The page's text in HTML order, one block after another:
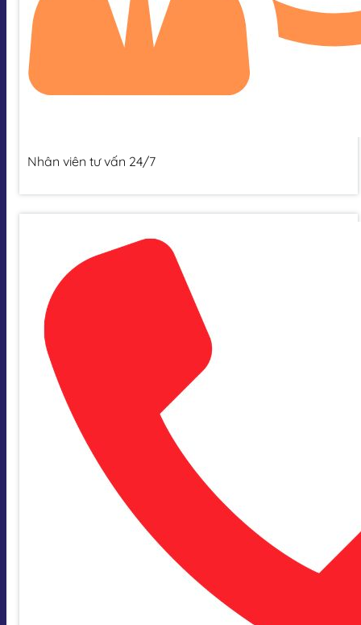
Nhân viên tư vấn 24/7